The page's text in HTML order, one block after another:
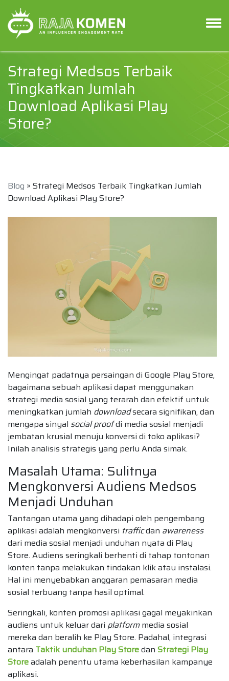
Strategi Medsos Terbaik
Tingkatkan Jumlah
Download Aplikasi Play
Store?
Blog » Strategi Medsos Terbaik Tingkatkan Jumlah
Download Aplikasi Play Store?
Mengingat padatnya persaingan di Google Play Store,
bagaimana sebuah aplikasi dapat menggunakan
strategi media sosial yang terarah dan efektif untuk
meningkatkan jumlah downloadsecara signifikan, dan
mengapa sinyal social proofdi media sosial menjadi
jembatan krusial menuju konversi di toko aplikasi?
Inilah analisis strategis yang perlu Anda simak.
Masalah Utama: Sulitnya
Mengkonversi Audiens Medsos
Menjadi Unduhan
Tantangan utama yang dihadapi oleh pengembang
aplikasi adalah mengkonversi trafficdan awareness
dari media sosial menjadi unduhan nyata di Play
Store. Audiens seringkali berhenti di tahap tontonan
konten tanpa melakukan tindakan klik atau instalasi.
Hal ini menyebabkan anggaran pemasaran media
sosial terbuang tanpa hasil optimal.
Seringkali, konten promosi aplikasi gagal meyakinkan
audiens untuk keluar dari platformmedia sosial
mereka dan beralih ke Play Store. Padahal, integrasi
antara Taktik unduhan Play Storedan Strategi Play
Storeadalah penentu utama keberhasilan kampanye
aplikasi.